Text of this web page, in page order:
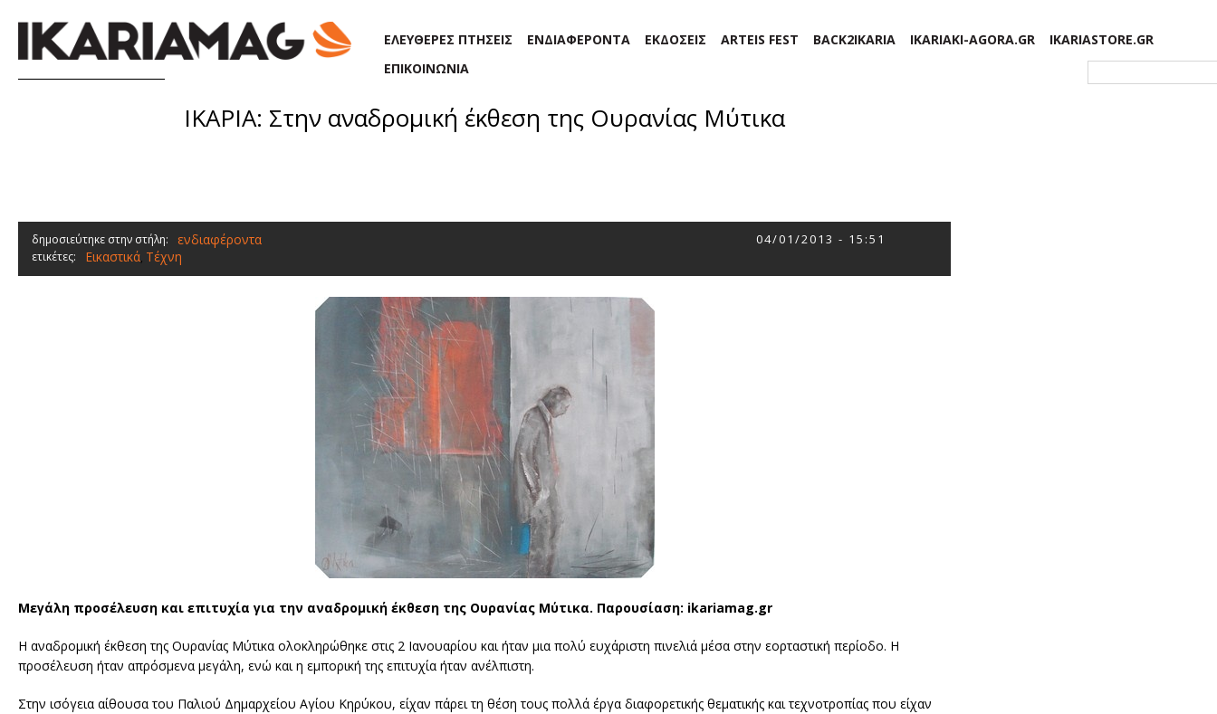
ΕΛΕΥΘΕΡΕΣ ΠΤΗΣΕΙΣ ΕΝΔΙΑΦΕΡΟΝΤΑ ΕΚΔΟΣΕΙΣ ARTEIS FEST BACK2IKARIA IKARIAKI-AGORA.GR
IKARIASTORE.GR
ΕΠΙΚΟΙΝΩΝΙΑ
ΙΚΑΡΙΑ: Στην αναδρομική έκθεση της Ουρανίας Μύτικα
δημοσιεύτηκε στην στήλη: ενδιαφέροντα 04/01/2013 - 15:51
ετικέτες: Εικαστικά, Τέχνη
Μεγάλη προσέλευση και επιτυχία για την αναδρομική έκθεση της Ουρανίας Μύτικα. Παρουσίαση: ikariamag.gr
Η αναδρομική έκθεση της Ουρανίας Μύτικα ολοκληρώθηκε στις 2 Ιανουαρίου και ήταν μια πολύ ευχάριστη πινελιά μέσα στην εορταστική περίοδο. Η
προσέλευση ήταν απρόσμενα μεγάλη, ενώ και η εμπορική της επιτυχία ήταν ανέλπιστη.
Στην ισόγεια αίθουσα του Παλιού Δημαρχείου Αγίου Κηρύκου, είχαν πάρει τη θέση τους πολλά έργα διαφορετικής θεματικής και τεχνοτροπίας που είχαν